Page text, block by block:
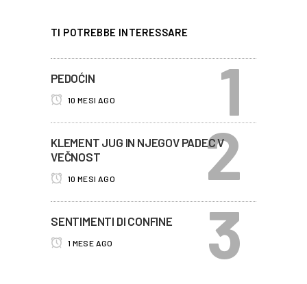
TI POTREBBE INTERESSARE
PEDOĆIN
10 MESI AGO
KLEMENT JUG IN NJEGOV PADEC V
VEČNOST
10 MESI AGO
SENTIMENTI DI CONFINE
1 MESE AGO